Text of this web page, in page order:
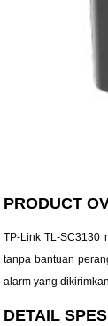
PRODUCT
TP-Link TL-SC3130
tanpa bantuan
alarm yang
DETAIL